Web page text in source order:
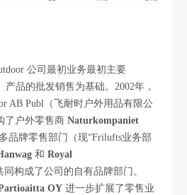
公司最初业务最初主要
产品的批发销售为基础。2002年，
AB Publ（飞耐时户外用品有限公
了户外零售商 Naturkompaniet
品牌零售部门（现“Frilufts业务部
和Royal
同构成了公司的自有品牌部门。
OY 进一步扩展了零售业